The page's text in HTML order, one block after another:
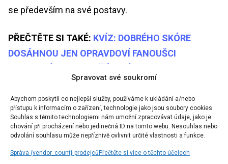
Spravovat své soukromí
Abychom poskytli co nejlepší služby, používáme k ukládání a/nebo
přístupu k informacím o zařízení, technologie jako jsou soubory cookies.
Souhlas s těmito technologiemi nám umožní zpracovávat údaje, jako je
chování při procházení nebo jedinečná ID na tomto webu. Nesouhlas nebo
odvolání souhlasu může nepříznivě ovlivnit určité vlastnosti a funkce.
Správa {vendor_count} prodejcůPřečtěte si více o těchto účelech
se především na své postavy.
PŘEČTĚTE SI TAKÉ: KVÍZ: DOBRÉHO SKÓRE
DOSÁHNOU JEN OPRAVDOVÍ FANOUŠCI